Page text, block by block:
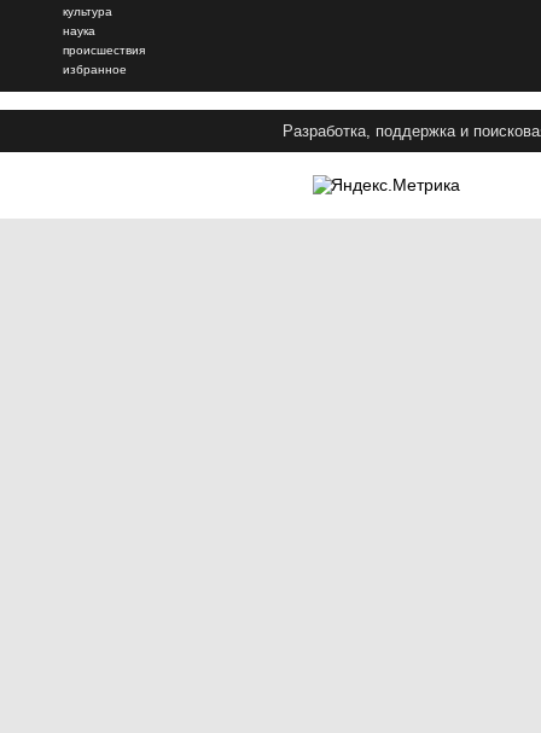
культура
наука
происшествия
избранное
Разработка, поддержка и